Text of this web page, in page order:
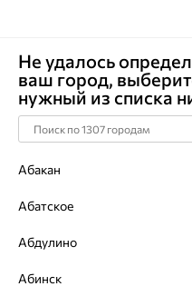
Главная Каталог Серьги
Серьги, золото,
725840
Артикул:
Не удалось
ваш город,
нужный из списка
Абакан
Абатское
Абдулино
Абинск